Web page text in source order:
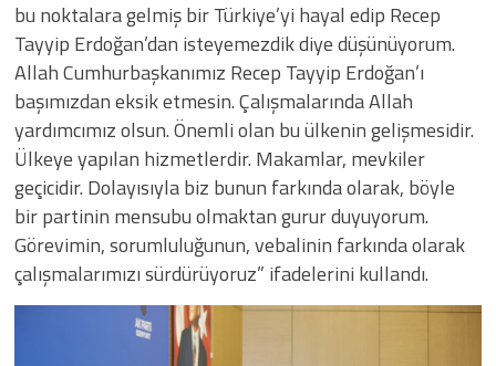
bu noktalara gelmiş bir Türkiye’yi hayal edip Recep
Tayyip Erdoğan’dan isteyemezdik diye düşünüyorum.
Allah Cumhurbaşkanımız Recep Tayyip Erdoğan’ı
başımızdan eksik etmesin. Çalışmalarında Allah
yardımcımız olsun. Önemli olan bu ülkenin gelişmesidir.
Ülkeye yapılan hizmetlerdir. Makamlar, mevkiler
geçicidir. Dolayısıyla biz bunun farkında olarak, böyle
bir partinin mensubu olmaktan gurur duyuyorum.
Görevimin, sorumluluğunun, vebalinin farkında olarak
çalışmalarımızı sürdürüyoruz” ifadelerini kullandı.